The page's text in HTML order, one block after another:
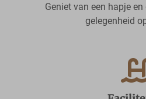
Geniet van een hapje
gelegenheid